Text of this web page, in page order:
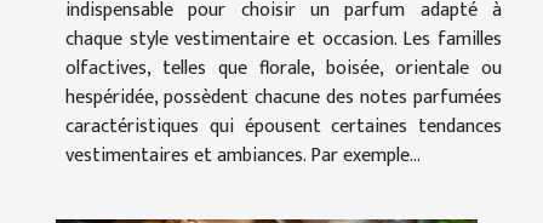
indispensable pour choisir un parfum adapté à
chaque style vestimentaire et occasion. Les familles
olfactives, telles que florale, boisée, orientale ou
hespéridée, possèdent chacune des notes parfumées
caractéristiques qui épousent certaines tendances
vestimentaires et ambiances. Par exemple...